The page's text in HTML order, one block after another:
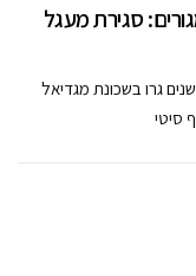
סגירת מעגל
גרו בשכונת מגדיאל
סיטי